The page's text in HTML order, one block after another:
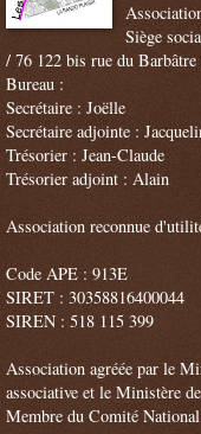
Siège
/ 76 122 bis rue du
Bureau :
Secrétaire : Joëlle
Secrétaire adjointe :
Trésorier : Jean-Claude
Trésorier adjoint : Alain
Association reconnue
Code APE : 913E
SIRET : 30358816400044
SIREN : 518 115 399
Association agréée par le
associative et le Ministère
Membre du Comité